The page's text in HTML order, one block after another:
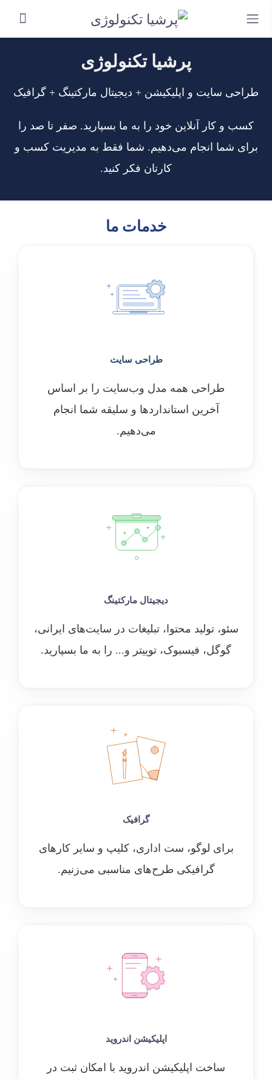
پرشیا تکنولوژی
طراحی سایت و اپلیکیشن + دیجیتال مارکتینگ + گرافیک
کسب و کار آنلاین خود را به ما بسپارید. صفر تا صد را
برای شما انجام می‌دهیم. شما فقط به مدیریت کسب و
کارتان فکر کنید.
خدمات ما
طراحی سایت
طراحی همه مدل وب‌سایت را بر اساس
آخرین استانداردها و سلیقه شما انجام
می‌دهیم.
دیجیتال مارکتینگ
سئو، تولید محتوا، تبلیغات در سایت‌های ایرانی،
گوگل، فیسبوک، توییتر و... را به ما بسپارید.
گرافیک
برای لوگو، ست اداری، کلیپ و سایر کارهای
گرافیکی طرح‌های مناسبی می‌زنیم.
اپلیکیشن اندروید
ساخت اپلیکیشن اندروید با امکان ثبت در